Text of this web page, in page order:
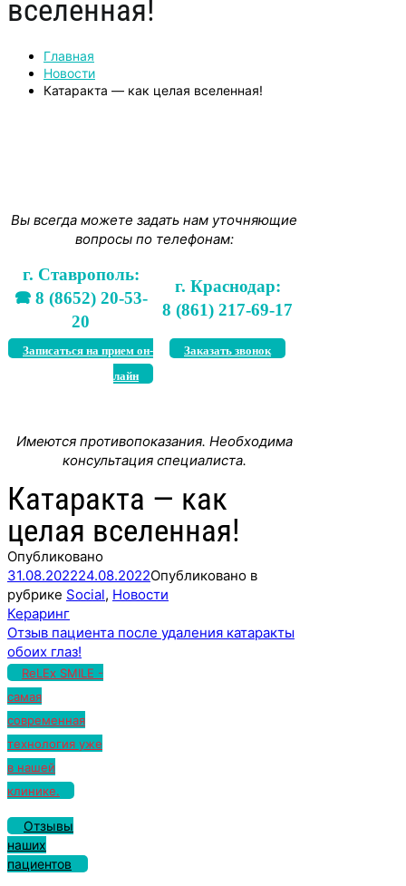
вселенная!
Главная
Новости
Катаракта — как целая вселенная!
Вы всегда можете задать нам уточняющие
вопросы по телефонам:
г. Ставрополь:
🕿 8 (8652) 20-53-
20
г. Краснодар:
8 (861) 217-69-17
Записаться на прием он-
лайн
Заказать звонок
Имеются противопоказания. Необходима
консультация специалиста.
Катаракта — как
целая вселенная!
Опубликовано
31.08.202224.08.2022Опубликовано в
рубрике Social, Новости
Навигация
по
записям
Кераринг
Отзыв пациента после удаления катаракты
обоих глаз!
ReLEx SMILE -
самая
современная
технология уже
в нашей
клинике.
Отзывы
наших
пациентов